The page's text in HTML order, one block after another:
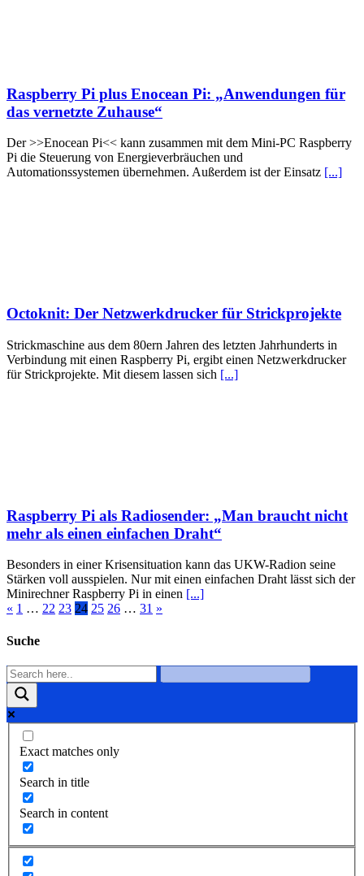
Raspberry Pi plus Enocean Pi: „Anwendungen für
das vernetzte Zuhause“
Der >>Enocean Pi<< kann zusammen mit dem Mini-PC Raspberry
Pi die Steuerung von Energieverbräuchen und
Automationssystemen übernehmen. Außerdem ist der Einsatz [...]
Octoknit: Der Netzwerkdrucker für Strickprojekte
Strickmaschine aus dem 80ern Jahren des letzten Jahrhunderts in
Verbindung mit einen Raspberry Pi, ergibt einen Netzwerkdrucker
für Strickprojekte. Mit diesem lassen sich [...]
Raspberry Pi als Radiosender: „Man braucht nicht
mehr als einen einfachen Draht“
Besonders in einer Krisensituation kann das UKW-Radion seine
Stärken voll ausspielen. Nur mit einen einfachen Draht lässt sich der
Minirechner Raspberry Pi in einen [...]
« 1 … 22 23 24 25 26 … 31 »
Suche
Exact matches only
Search in title
Search in content